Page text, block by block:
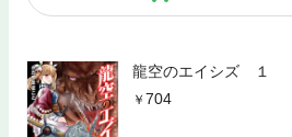
龍空のエイシズ １
704